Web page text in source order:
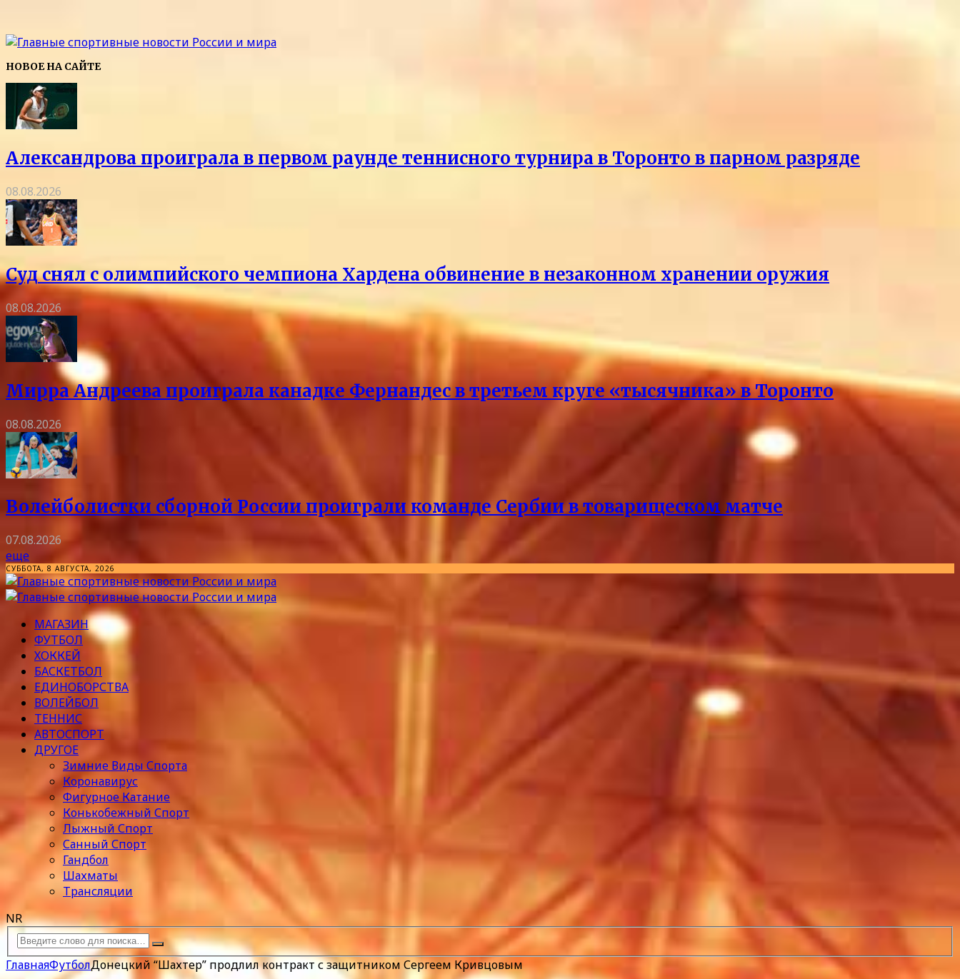
НОВОЕ НА САЙТЕ
Александрова проиграла в первом раунде теннисного турнира в Торонто в парном разряде
08.08.2026
Суд снял с олимпийского чемпиона Хардена обвинение в незаконном хранении оружия
08.08.2026
Мирра Андреева проиграла канадке Фернандес в третьем круге «тысячника» в Торонто
08.08.2026
Волейболистки сборной России проиграли команде Сербии в товарищеском матче
07.08.2026
еще
СУББОТА, 8 АВГУСТА, 2026
МАГАЗИН
ФУТБОЛ
ХОККЕЙ
БАСКЕТБОЛ
ЕДИНОБОРСТВА
ВОЛЕЙБОЛ
ТЕННИС
АВТОСПОРТ
ДРУГОЕ
Зимние Виды Спорта
Коронавирус
Фигурное Катание
Конькобежный Спорт
Лыжный Спорт
Санный Спорт
Гандбол
Шахматы
Трансляции
NR
ГлавнаяФутболДонецкий “Шахтер” продлил контракт с защитником Сергеем Кривцовым